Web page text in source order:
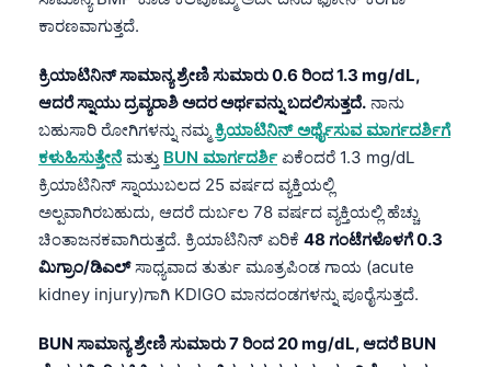
ಕಾರಣವಾಗುತ್ತದೆ.
ಕ್ರಿಯಾಟಿನಿನ್ ಸಾಮಾನ್ಯ ಶ್ರೇಣಿ ಸುಮಾರು 0.6 ರಿಂದ 1.3 mg/dL,
ಆದರೆ ಸ್ನಾಯು ದ್ರವ್ಯರಾಶಿ ಅದರ ಅರ್ಥವನ್ನು ಬದಲಿಸುತ್ತದೆ. ನಾನು
ಬಹುಸಾರಿ ರೋಗಿಗಳನ್ನು ನಮ್ಮ ಕ್ರಿಯಾಟಿನಿನ್ ಅರ್ಥೈಸುವ ಮಾರ್ಗದರ್ಶಿಗೆ
ಕಳುಹಿಸುತ್ತೇನೆ ಮತ್ತು BUN ಮಾರ್ಗದರ್ಶಿ ಏಕೆಂದರೆ 1.3 mg/dL
ಕ್ರಿಯಾಟಿನಿನ್ ಸ್ನಾಯುಬಲದ 25 ವರ್ಷದ ವ್ಯಕ್ತಿಯಲ್ಲಿ
ಅಲ್ಪವಾಗಿರಬಹುದು, ಆದರೆ ದುರ್ಬಲ 78 ವರ್ಷದ ವ್ಯಕ್ತಿಯಲ್ಲಿ ಹೆಚ್ಚು
ಚಿಂತಾಜನಕವಾಗಿರುತ್ತದೆ. ಕ್ರಿಯಾಟಿನಿನ್ ಏರಿಕೆ 48 ಗಂಟೆಗಳೊಳಗೆ 0.3
ಮಿಗ್ರಾಂ/ಡಿಎಲ್ಸಾಧ್ಯವಾದ ತುರ್ತು ಮೂತ್ರಪಿಂಡ ಗಾಯ (acute
kidney injury)ಗಾಗಿ KDIGO ಮಾನದಂಡಗಳನ್ನು ಪೂರೈಸುತ್ತದೆ.
BUN ಸಾಮಾನ್ಯ ಶ್ರೇಣಿ ಸುಮಾರು 7 ರಿಂದ 20 mg/dL, ಆದರೆ BUN